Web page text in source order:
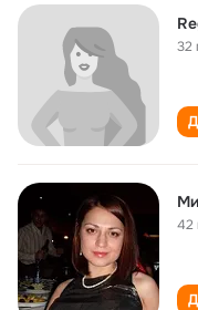
32
42